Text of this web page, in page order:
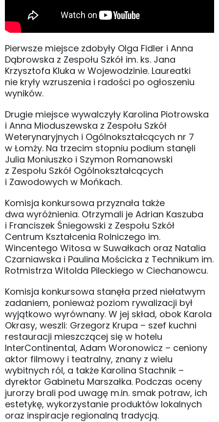
Pierwsze miejsce zdobyły Olga Fidler i Anna
Dąbrowska z Zespołu Szkół im. ks. Jana
Krzysztofa Kluka w Wojewodzinie. Laureatki
nie kryły wzruszenia i radości po ogłoszeniu
wyników.
Drugie miejsce wywalczyły Karolina Piotrowska
i Anna Mioduszewska z Zespołu Szkół
Weterynaryjnych i Ogólnokształcących nr 7
w Łomży. Na trzecim stopniu podium stanęli
Julia Moniuszko i Szymon Romanowski
z Zespołu Szkół Ogólnokształcących
i Zawodowych w Mońkach.
Komisja konkursowa przyznała także
dwa wyróżnienia. Otrzymali je Adrian Kaszuba
i Franciszek Śniegowski z Zespołu Szkół
Centrum Kształcenia Rolniczego im.
Wincentego Witosa w Suwałkach oraz Natalia
Czarniawska i Paulina Mościcka z Technikum im.
Rotmistrza Witolda Pileckiego w Ciechanowcu.
Komisja konkursowa stanęła przed niełatwym
zadaniem, ponieważ poziom rywalizacji był
wyjątkowo wyrównany. W jej skład, obok Karola
Okrasy, weszli: Grzegorz Krupa – szef kuchni
restauracji mieszczącej się w hotelu
InterContinental, Adam Woronowicz – ceniony
aktor filmowy i teatralny, znany z wielu
wybitnych ról, a także Karolina Stachnik –
dyrektor Gabinetu Marszałka. Podczas oceny
jurorzy brali pod uwagę m.in. smak potraw, ich
estetykę, wykorzystanie produktów lokalnych
oraz inspiracje regionalną tradycją.